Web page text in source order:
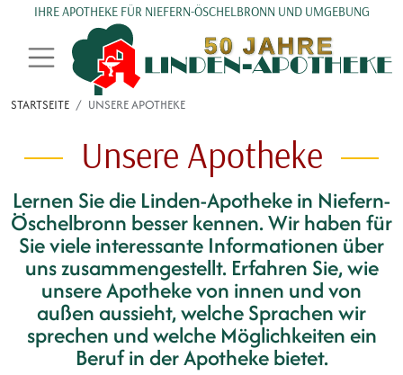
Direkt zum Inhalt
IHRE APOTHEKE FÜR NIEFERN-ÖSCHELBRONN UND UMGEBUNG
STARTSEITE UNSERE APOTHEKE
Unsere Apotheke
Lernen Sie die Linden-Apotheke in Niefern-
Öschelbronn besser kennen. Wir haben für
Sie viele interessante Informationen über
uns zusammengestellt. Erfahren Sie, wie
unsere Apotheke von innen und von
außen aussieht, welche Sprachen wir
sprechen und welche Möglichkeiten ein
Beruf in der Apotheke bietet.